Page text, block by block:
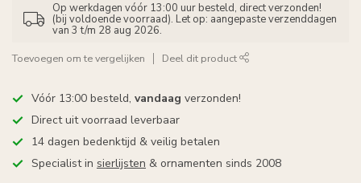
Op werkdagen vóór 13:00 uur besteld, direct verzonden!
(bij voldoende voorraad). Let op: aangepaste verzenddagen
van 3 t/m 28 aug 2026.
Toevoegen om te vergelijken Deel dit product
Vóór 13:00 besteld, vandaag verzonden!
Direct uit voorraad leverbaar
14 dagen bedenktijd & veilig betalen
Specialist in sierlijsten & ornamenten sinds 2008